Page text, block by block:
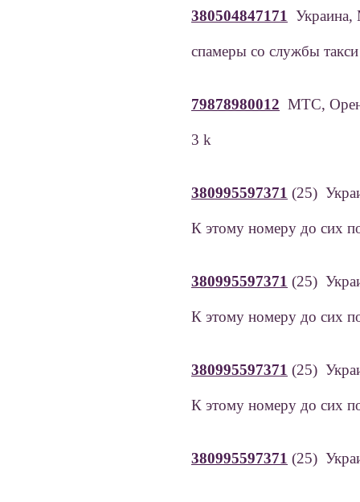
380504847171
спамеры со службы такси
79878980012 МТС,
3 k
380995597371 (25)
К этому номеру до сих
380995597371 (25)
К этому номеру до сих
380995597371 (25)
К этому номеру до сих
380995597371 (25)